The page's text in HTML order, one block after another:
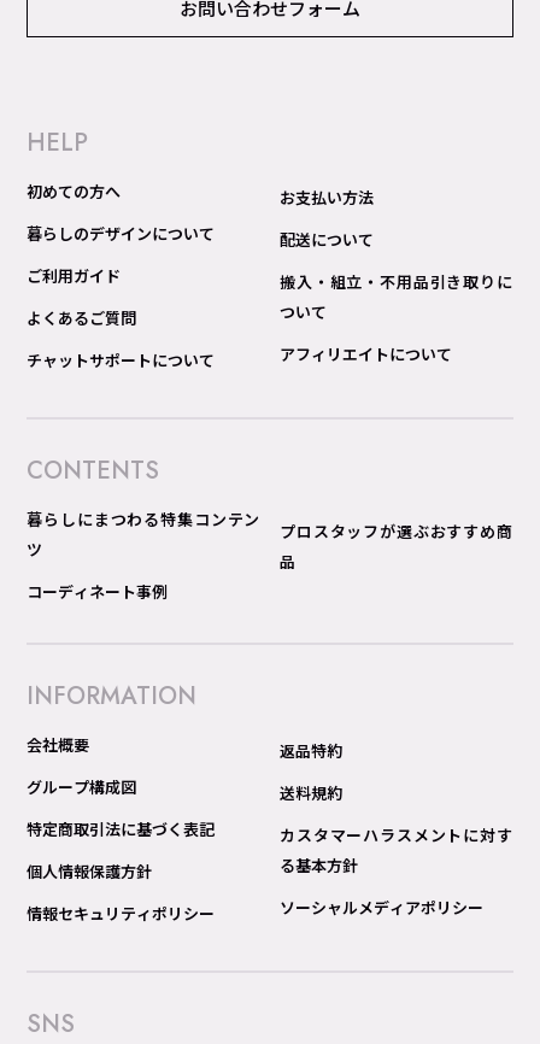
お問い合わせフォーム
HELP
初めての方へ
暮らしのデザインについて
ご利用ガイド
よくあるご質問
チャットサポートについて
お支払い方法
配送について
搬入・組立・不用品引き取りに
ついて
アフィリエイトについて
CONTENTS
暮らしにまつわる特集コンテン
ツ
コーディネート事例
プロスタッフが選ぶおすすめ商
品
INFORMATION
会社概要
グループ構成図
特定商取引法に基づく表記
個人情報保護方針
情報セキュリティポリシー
返品特約
送料規約
カスタマーハラスメントに対す
る基本方針
ソーシャルメディアポリシー
SNS